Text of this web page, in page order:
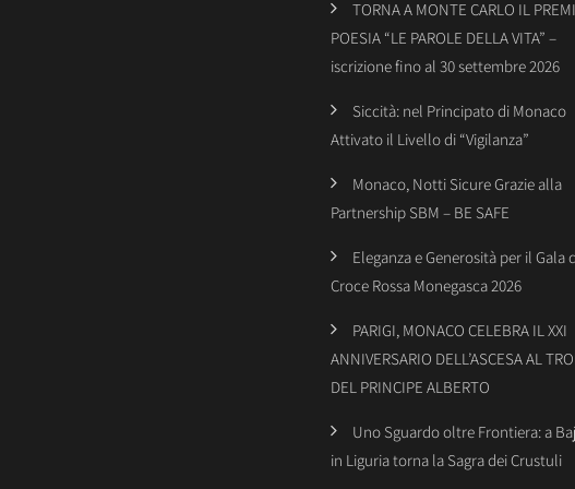
TORNA A MONTE CARLO IL
POESIA “LE PAROLE DELLA VITA” –
iscrizione fino al 30 settembre 2026
Siccità: nel Principato di Monaco
Attivato il Livello di “Vigilanza”
Monaco, Notti Sicure Grazie alla
Partnership SBM – BE SAFE
Eleganza e Generosità per il Gala
Croce Rossa Monegasca 2026
PARIGI, MONACO CELEBRA IL XXI
ANNIVERSARIO DELL’ASCESA AL
DEL PRINCIPE ALBERTO
Uno Sguardo oltre Frontiera: a
in Liguria torna la Sagra dei Crustuli